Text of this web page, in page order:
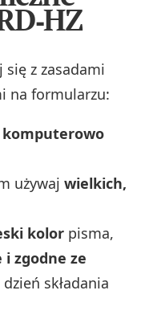
się z zasadami
na formularzu:
komputerowo
używajwielkich,
kolor pisma,
zgodne ze
dzień składania